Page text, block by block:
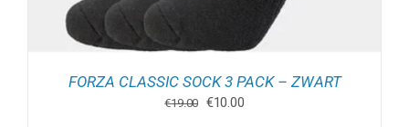
FORZA CLASSIC SOCK 3 PACK – ZWART
€19.00 Oorspronkelijke
€10.00Huidige